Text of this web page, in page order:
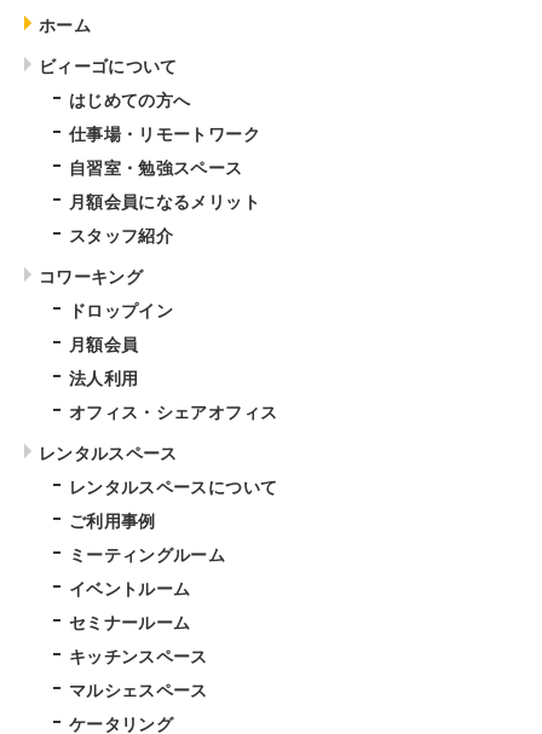
ホーム
ビィーゴについて
はじめての方へ
仕事場・リモートワーク
自習室・勉強スペース
月額会員になるメリット
スタッフ紹介
コワーキング
ドロップイン
月額会員
法人利用
オフィス・シェアオフィス
レンタルスペース
レンタルスペースについて
ご利用事例
ミーティングルーム
イベントルーム
セミナールーム
キッチンスペース
マルシェスペース
ケータリング